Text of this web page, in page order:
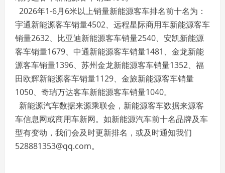
2026年1-6月6米以上销量新能源客车排名前十名为：
宇通新能源客车销量4502、远程星际商用车新能源客车
销量2632、比亚迪新能源客车销量2540、安凯新能源
客车销量1679、中通新能源客车销量1481、金龙新能
源客车销量1396、苏州金龙新能源客车销量1352、福
田欧辉新能源客车销量1129、金旅新能源客车销量
1050、奇瑞万达客车新能源客车销量1040。
新能源汽车数据来源乘联会，新能源客车数据来源客
车信息网或商用车新网。如新能源汽车前十名品牌及车
型有变动，我们会及时更新排名，或及时通知我们
528881353@qq.com。